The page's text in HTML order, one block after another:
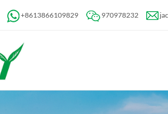
+8613866109829 970978232